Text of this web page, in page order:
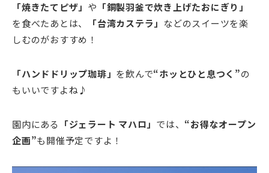
「焼きたてピザ」 や 「銅製羽釜で炊き上げたおにぎり」
を食べたあとは、
「台湾カステラ」 などのスイーツを楽
しむのがおすすめ！
「ハンドドリップ珈琲」 を飲んで“ホッとひと息つく”の
もいいですよね♪
園内にある 「ジェラート マハロ」 では、 “お得なオープン
企画”も開催予定ですよ！